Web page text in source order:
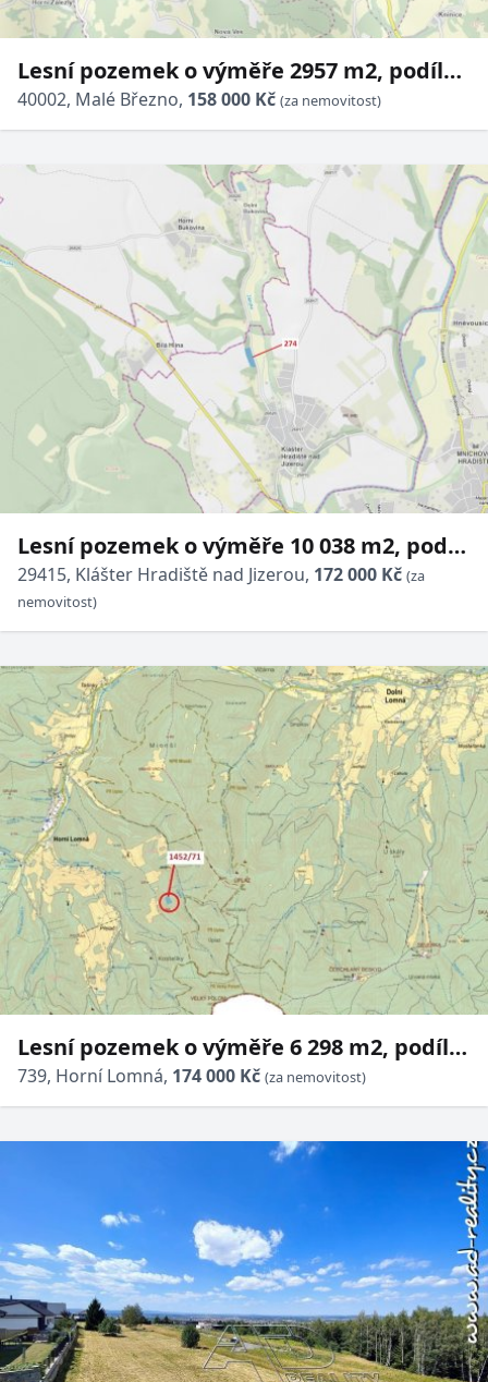
Lesní pozemek o výměře 2957 m2, podíl
1/1, katastrální území Malé Březno nad
Labem, obec Malé Březno
40002, Malé Březno, 158 000 Kč (za nemovitost)
Lesní pozemek o výměře 10 038 m2, podíl
1/1, katastrální území Klášter Hradiště
nad Jizerou, obec Kl
29415, Klášter Hradiště nad Jizerou, 172 000 Kč (za
nemovitost)
Lesní pozemek o výměře 6 298 m2, podíl
1/1, katastrální území Horní Lomná, obec
Horní Lomná, obec s
739, Horní Lomná, 174 000 Kč (za nemovitost)